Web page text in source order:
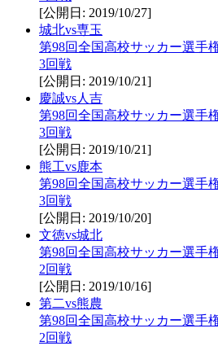
[公開日: 2019/10/27]
城北vs専玉
第98回全国高校サッカー選手
3回戦
[公開日: 2019/10/21]
慶誠vs人吉
第98回全国高校サッカー選手
3回戦
[公開日: 2019/10/21]
熊工vs鹿本
第98回全国高校サッカー選手
3回戦
[公開日: 2019/10/20]
文徳vs城北
第98回全国高校サッカー選手
2回戦
[公開日: 2019/10/16]
第二vs熊農
第98回全国高校サッカー選手
2回戦